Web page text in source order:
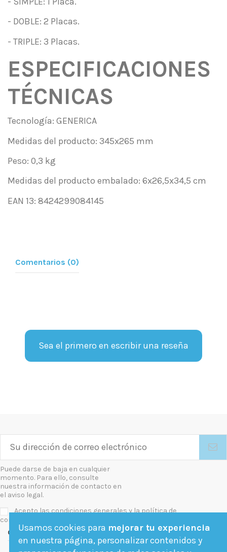
- DOBLE: 2 Placas.
- TRIPLE: 3 Placas.
ESPECIFICACIONES
TÉCNICAS
Tecnología: GENERICA
Medidas del producto: 345x265 mm
Peso: 0,3 kg
Medidas del producto embalado: 6x26,5x34,5 cm
EAN 13: 8424299084145
Comentarios (0)
Sea el primero en escribir una reseña
Puede darse de baja en cualquier
momento. Para ello, consulte
nuestra información de contacto en
el aviso legal.
Acepto las condiciones generales y la política de
confidencialidad
Contact us
Usamos cookies para mejorar tu experiencia
en nuestra página, personalizar contenidos y